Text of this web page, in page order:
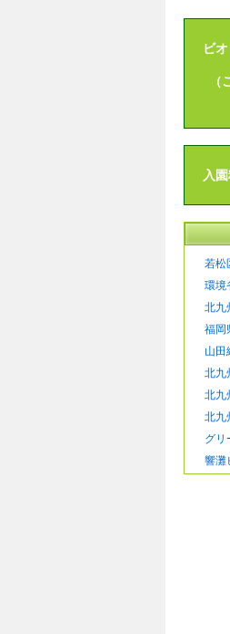
ビ
入
若松
環境
北九
福岡
山田
北九
北九
北九
グリ
響灘